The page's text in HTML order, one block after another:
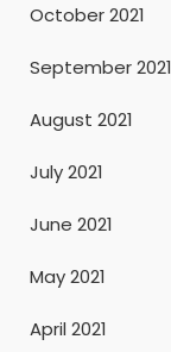
October 2021
September 2021
August 2021
July 2021
June 2021
May 2021
April 2021